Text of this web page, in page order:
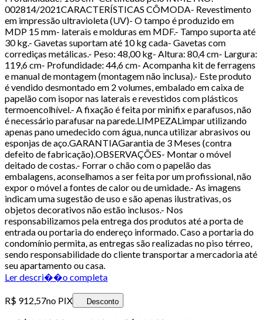
002814/2021CARACTERÍSTICAS CÔMODA- Revestimento
em impressão ultravioleta (UV)- O tampo é produzido em
MDP 15 mm- laterais e molduras em MDF.- Tampo suporta até
30 kg.- Gavetas suportam até 10 kg cada- Gavetas com
corrediças metálicas.- Peso: 48,00 kg- Altura: 80,4 cm- Largura:
119,6 cm- Profundidade: 44,6 cm- Acompanha kit de ferragens
e manual de montagem (montagem não inclusa).- Este produto
é vendido desmontado em 2 volumes, embalado em caixa de
papelão com isopor nas laterais e revestidos com plásticos
termoencolhível.- A fixação é feita por minifix e parafusos, não
é necessário parafusar na parede.LIMPEZALimpar utilizando
apenas pano umedecido com água, nunca utilizar abrasivos ou
esponjas de aço.GARANTIAGarantia de 3 Meses (contra
defeito de fabricação).OBSERVAÇÕES- Montar o móvel
deitado de costas.- Forrar o chão com o papelão das
embalagens, aconselhamos a ser feita por um profissional, não
expor o móvel a fontes de calor ou de umidade.- As imagens
indicam uma sugestão de uso e são apenas ilustrativas, os
objetos decorativos não estão inclusos.- Nos
responsabilizamos pela entrega dos produtos até a porta de
entrada ou portaria do endereço informado. Caso a portaria do
condomínio permita, as entregas são realizadas no piso térreo,
sendo responsabilidade do cliente transportar a mercadoria até
seu apartamento ou casa.
Ler descri��o completa
R$ 912,57no PIX Desconto